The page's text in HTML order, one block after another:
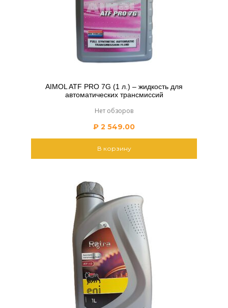
AIMOL ATF PRO 7G (1 л.) – жидкость для
автоматических трансмиссий
Нет обзоров
₽ 2 549.00
В корзину